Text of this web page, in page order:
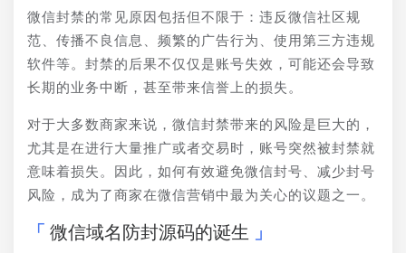
微信封禁的常见原因包括但不限于：违反微信社区规
范、传播不良信息、频繁的广告行为、使用第三方违规
软件等。封禁的后果不仅仅是账号失效，可能还会导致
长期的业务中断，甚至带来信誉上的损失。
对于大多数商家来说，微信封禁带来的风险是巨大的，
尤其是在进行大量推广或者交易时，账号突然被封禁就
意味着损失。因此，如何有效避免微信封号、减少封号
风险，成为了商家在微信营销中最为关心的议题之一。
微信域名防封源码的诞生